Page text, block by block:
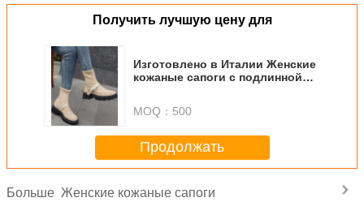
Получить лучшую цену для
Изготовлено в Италии Женские
кожаные сапоги с подлинной
MOQ： 500
Продолжать
Больше Женские кожаные сапоги